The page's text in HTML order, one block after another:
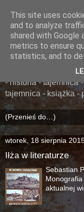
.........
książka - przygoda -
- historia - tajemnica
tajemnica - książka -
wtorek, 18 sierpnia
Iłża w literaturze
Sebastian
Monografia
aktualnej
This site uses
and to analyze
shared with Google
metrics to ensure
statistics, and to